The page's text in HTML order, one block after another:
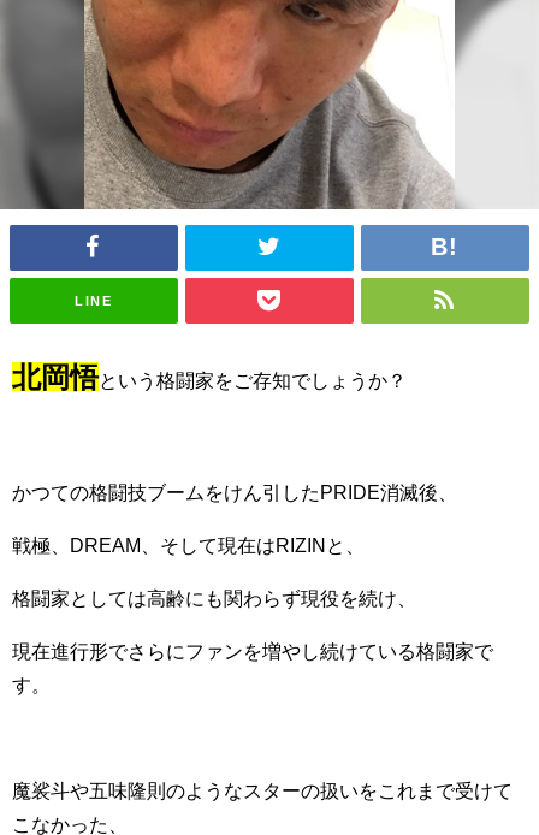
LINE
北岡悟という格闘家をご存知でしょうか？
かつての格闘技ブームをけん引したPRIDE消滅後、
戦極、DREAM、そして現在はRIZINと、
格闘家としては高齢にも関わらず現役を続け、
現在進行形でさらにファンを増やし続けている格闘家で
す。
魔裟斗や五味隆則のようなスターの扱いをこれまで受けて
こなかった、